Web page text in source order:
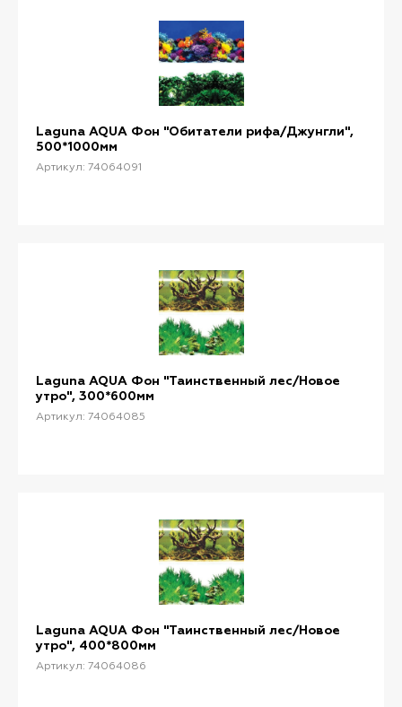
Laguna AQUA Фон "Обитатели рифа/Джунгли",
500*1000мм
Артикул: 74064091
Laguna AQUA Фон "Таинственный лес/Новое
утро", 300*600мм
Артикул: 74064085
Laguna AQUA Фон "Таинственный лес/Новое
утро", 400*800мм
Артикул: 74064086